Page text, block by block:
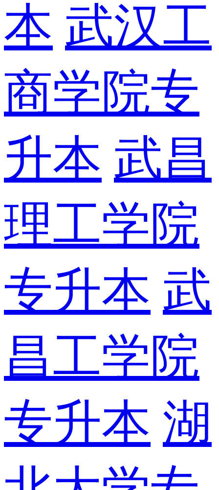
本 武汉工
商学院专
升本 武昌
理工学院
专升本 武
昌工学院
专升本 湖